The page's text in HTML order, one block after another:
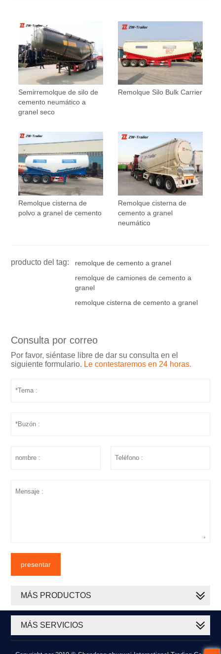
Semirremolque de silo de
cemento neumático a
granel seco
Remolque Silo Bulk Carrier
Remolque cisterna de
polvo a granel de cemento
Remolque cisterna de
cemento a granel
neumático
producto del tag:
remolque de cemento a granel
remolque de camiones de cemento a
granel
remolque cisterna de cemento a granel
Consulta por correo
Por favor, siéntase libre de dar su consulta en el
siguiente formulario. Le contestaremos en 24 horas.
presentar
MÁS PRODUCTOS
MÁS SERVICIOS